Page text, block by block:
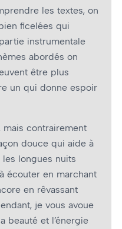
les textes, on
ficelées qui
instrumentale
abordés on
être plus
un qui donne espoir
mais contrairement
douce qui aide à
longues nuits
écouter en marchant
en rêvassant
je vous avoue
beauté et l’énergie